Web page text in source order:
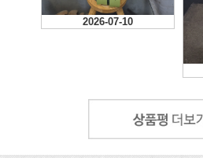
2026-07-10